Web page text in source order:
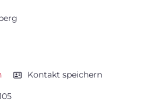
Kontakt speichern